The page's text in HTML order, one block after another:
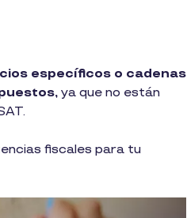
específicos o cadenas
ya que no están
fiscales para tu